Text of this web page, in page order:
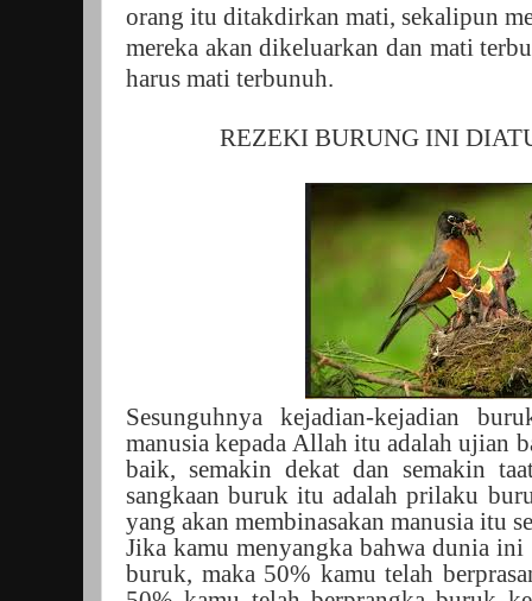
orang itu ditakdirkan mati, sekalipun
mereka akan dikeluarkan dan mati
harus mati terbunuh.
REZEKI BURUNG INI
Sesunguhnya kejadian-kejadian
manusia kepada Allah itu adalah ujian
baik, semakin dekat dan semakin
sangkaan buruk itu adalah prilaku
yang akan membinasakan manusia itu
Jika kamu menyangka bahwa dunia
buruk, maka 50% kamu telah